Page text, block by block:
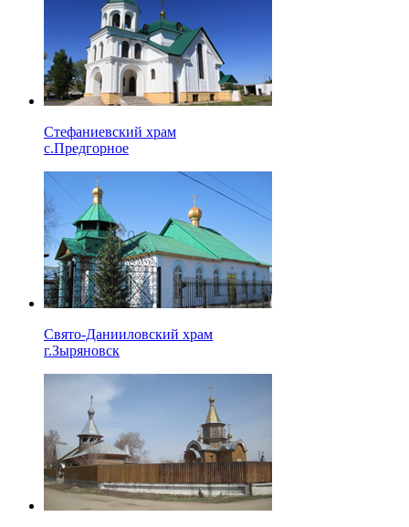
Стефаниевский храм
с.Предгорное
Свято-Данииловский храм
г.Зыряновск